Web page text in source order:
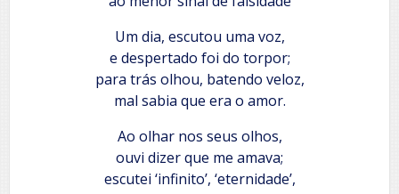
Um dia, escutou uma voz,
e despertado foi do torpor;
para trás olhou, batendo veloz,
mal sabia que era o amor.
Ao olhar nos seus olhos,
ouvi dizer que me amava;
escutei ‘infinito’, ‘eternidade’,